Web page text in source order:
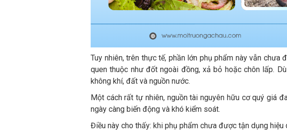
Tuy nhiên, trên thực tế, phần lớn phụ phẩm này vẫn
quen thuộc như đốt ngoài đồng, xả bỏ hoặc chôn lấp.
không khí, đất và nguồn nước.
Một cách rất tự nhiên, nguồn tài nguyên hữu cơ quý giá
ngày càng biến động và khó kiểm soát.
Điều này cho thấy: khi phụ phẩm chưa được tận dụng